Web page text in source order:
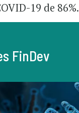
19 de 86%.
FinDev